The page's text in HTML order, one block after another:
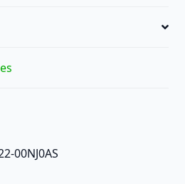
00NJ0AS